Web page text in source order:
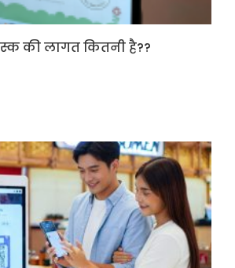
की लागत कितनी है??